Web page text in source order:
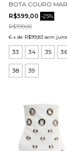
BOTA COURO
R$599,00 -25%
R$799,00
6 x de R$99,83 sem
33 34 35 36
38 39